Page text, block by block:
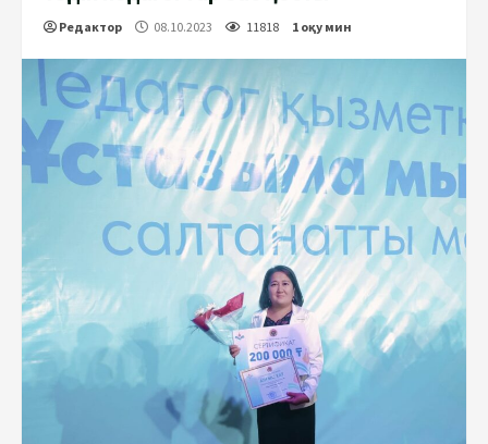
Редактор 08.10.2023 11818 1 оқу мин